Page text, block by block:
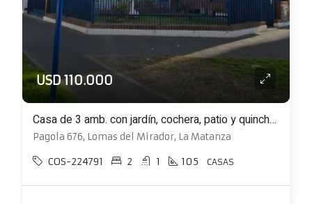
USD 110.000
Casa de 3 amb. con jardín, cochera, patio y quincho ubicada en esquina
Pagola 676, Lomas del Mirador, La Matanza
COS-224791 2 1 105 CASAS